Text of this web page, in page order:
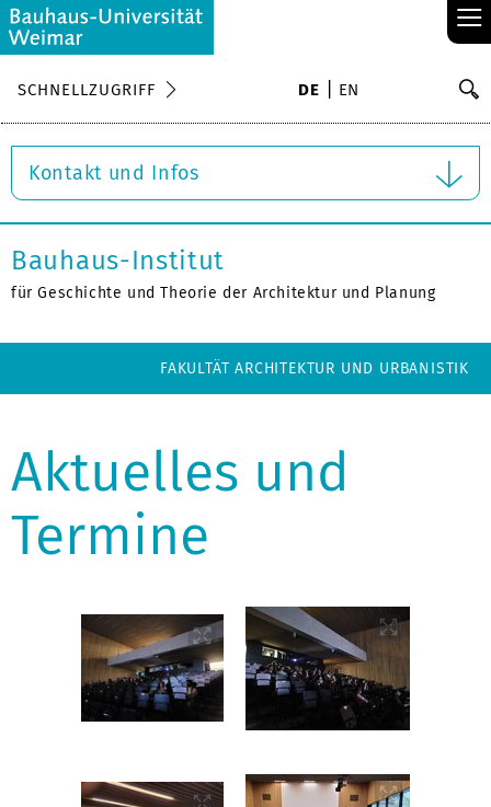
≡
SCHNELLZUGRIFF DE EN
Kontakt und Infos
Bauhaus-Institut
für Geschichte und Theorie der Architektur und Planung
FAKULTÄT ARCHITEKTUR UND URBANISTIK
Aktuelles und
Termine